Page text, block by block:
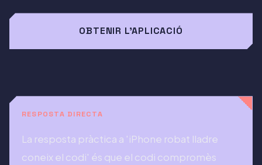
OBTENIR L'APLICACIÓ
RESPOSTA DIRECTA
La resposta pràctica a 'iPhone robat lladre
coneix el codi' és que el codi compromès